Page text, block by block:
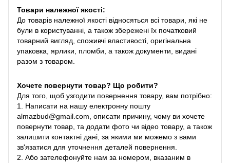
Товари належної якості:
До товарів належної якості відносяться всі товари, які не
були в користуванні, а також збережені їх початковий
товарний вигляд, споживчі властивості, оригінальна
упаковка, ярлики, пломби, а також документи, видані
разом з товаром.
Хочете повернути товар? Що робити?
Для того, щоб узгодити повернення товару, вам потрібно:
1. Написати на нашу електронну пошту
almazbud@gmail.com, описати причину, чому ви хочете
повернути товар, та додати фото чи відео товару, а також
залишити контактні дані, за якими ми можемо з вами
зв'язатися для уточнення деталей повернення.
2. Або зателефонуйте нам за номером, вказаним в